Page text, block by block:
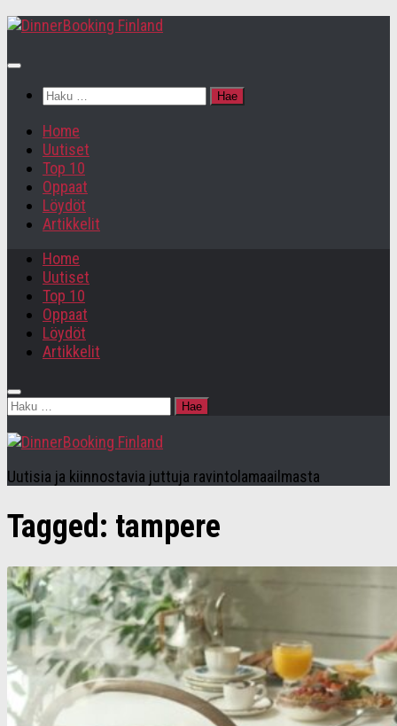
Haku:
Home
Uutiset
Top 10
Oppaat
Löydöt
Artikkelit
Home
Uutiset
Top 10
Oppaat
Löydöt
Artikkelit
Haku:
Uutisia ja kiinnostavia juttuja ravintolamaailmasta
Tagged: tampere